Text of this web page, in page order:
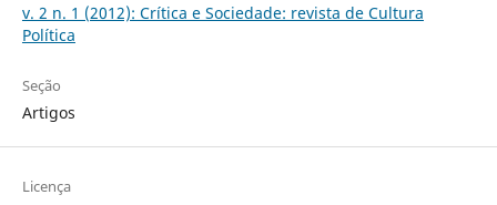
v. 2 n. 1 (2012): Crítica e Sociedade: revista de Cultura
Política
Seção
Artigos
Licença